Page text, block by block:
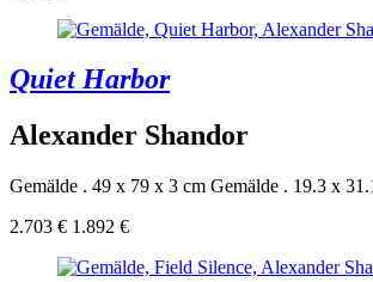
Quiet Harbor
Alexander Shandor
Gemälde . 49 x 79 x 3 cm Gemälde . 19.3 x
2.703 € 1.892 €